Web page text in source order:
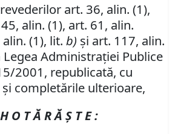
art. 36, alin. (1),
alin. (1), art. 61, alin.
(1), lit. b) şi art. 117, alin.
Legea Administraţiei Publice
2001, republicată, cu
completările ulterioare,
H O T Ă R Ă Ş T E :